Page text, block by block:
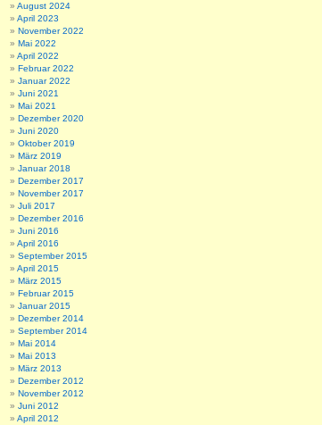
August 2024
April 2023
November 2022
Mai 2022
April 2022
Februar 2022
Januar 2022
Juni 2021
Mai 2021
Dezember 2020
Juni 2020
Oktober 2019
März 2019
Januar 2018
Dezember 2017
November 2017
Juli 2017
Dezember 2016
Juni 2016
April 2016
September 2015
April 2015
März 2015
Februar 2015
Januar 2015
Dezember 2014
September 2014
Mai 2014
Mai 2013
März 2013
Dezember 2012
November 2012
Juni 2012
April 2012